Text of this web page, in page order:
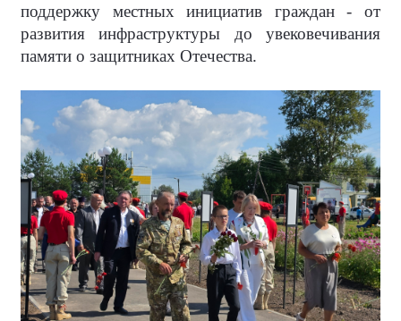
поддержку местных инициатив граждан - от
развития инфраструктуры до увековечивания
памяти о защитниках Отечества.